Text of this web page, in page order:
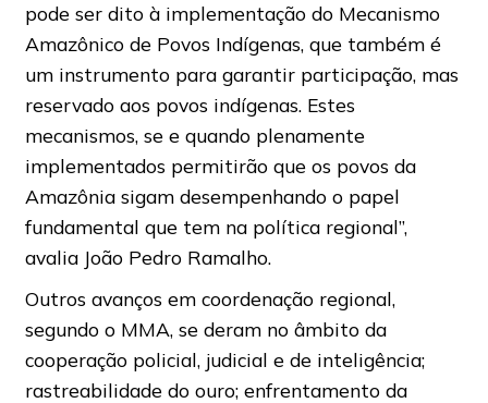
pode ser dito à implementação do Mecanismo
Amazônico de Povos Indígenas, que também é
um instrumento para garantir participação, mas
reservado aos povos indígenas. Estes
mecanismos, se e quando plenamente
implementados permitirão que os povos da
Amazônia sigam desempenhando o papel
fundamental que tem na política regional”,
avalia João Pedro Ramalho.
Outros avanços em coordenação regional,
segundo o MMA, se deram no âmbito da
cooperação policial, judicial e de inteligência;
rastreabilidade do ouro; enfrentamento da